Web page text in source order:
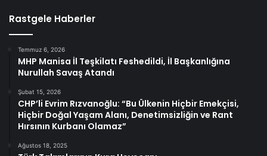
Rastgele Haberler
Temmuz 6, 2026
MHP Manisa İl Teşkilatı Feshedildi, İl Başkanlığına
Nurullah Savaş Atandı
Şubat 15, 2026
CHP’li Evrim Rızvanoğlu: “Bu Ülkenin Hiçbir Emekçisi,
Hiçbir Doğal Yaşam Alanı, Denetimsizliğin ve Rant
Hırsının Kurbanı Olamaz”
Ağustos 18, 2025